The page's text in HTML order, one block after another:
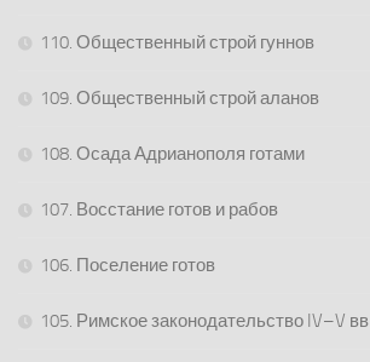
110. Общественный строй гуннов
109. Общественный строй аланов
108. Осада Адрианополя готами
107. Восстание готов и рабов
106. Поселение готов
105. Римское законодательство IV–V вв